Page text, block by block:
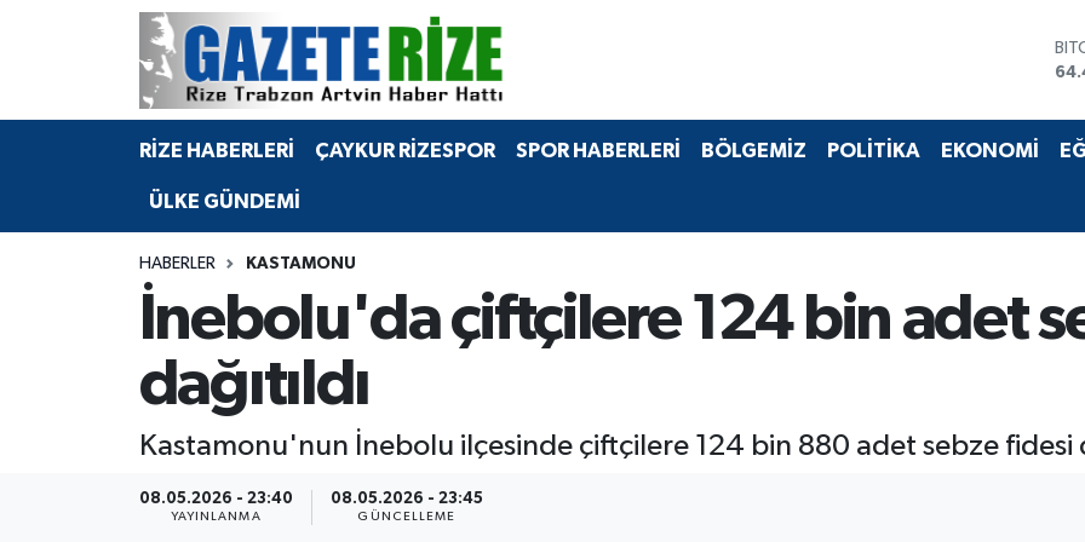
RİZE HABERLERİ ÇAYKUR RİZESPOR SPOR HABERLERİ BÖLGEMİZ POLİTİKA EKONOMİ
ÜLKE GÜNDEMİ
HABERLER KASTAMONU
İnebolu'da çiftçilere 124 bin adet
dağıtıldı
Kastamonu'nun İnebolu ilçesinde çiftçilere 124 bin 880 adet sebze fidesi
08.05.2026 - 23:40
YAYINLANMA
08.05.2026 - 23:45
GÜNCELLEME
BÖLGEMİZ
Bilim Teknoloji
Advertising news
Merkez Nöbetçi Eczaneler
Merkez Hava Durumu
Merkez Trafik Yoğunluk Haritası
Tüm Manşetler
Son Dakika Haberleri
Haber Arşivi